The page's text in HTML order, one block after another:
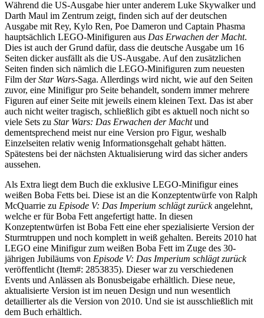
Während die US-Ausgabe hier unter anderem Luke Skywalker und
Darth Maul im Zentrum zeigt, finden sich auf der deutschen
Ausgabe mit Rey, Kylo Ren, Poe Dameron und Captain Phasma
hauptsächlich LEGO-Minifiguren aus Das Erwachen der Macht.
Dies ist auch der Grund dafür, dass die deutsche Ausgabe um 16
Seiten dicker ausfällt als die US-Ausgabe. Auf den zusätzlichen
Seiten finden sich nämlich die LEGO-Minifiguren zum neuesten
Film derStar Wars-Saga. Allerdings wird nicht, wie auf den Seiten
zuvor, eine Minifigur pro Seite behandelt, sondern immer mehrere
Figuren auf einer Seite mit jeweils einem kleinen Text. Das ist aber
auch nicht weiter tragisch, schließlich gibt es aktuell noch nicht so
viele Sets zu Star Wars: Das Erwachen der Machtund
dementsprechend meist nur eine Version pro Figur, weshalb
Einzelseiten relativ wenig Informationsgehalt gehabt hätten.
Spätestens bei der nächsten Aktualisierung wird das sicher anders
aussehen.
Als Extra liegt dem Buch die exklusive LEGO-Minifigur eines
weißen Boba Fetts bei. Diese ist an die Konzeptentwürfe von Ralph
McQuarrie zu Episode V: Das Imperium schlägt zurückangelehnt,
welche er für Boba Fett angefertigt hatte. In diesen
Konzeptentwürfen ist Boba Fett eine eher spezialisierte Version der
Sturmtruppen und noch komplett in weiß gehalten. Bereits 2010 hat
LEGO eine Minifigur zum weißen Boba Fett im Zuge des 30-
jährigen Jubiläums von Episode V: Das Imperium schlägt zurück
veröffentlicht (Item#: 2853835). Dieser war zu verschiedenen
Events und Anlässen als Bonusbeigabe erhältlich. Diese neue,
aktualisierte Version ist im neuen Design und nun wesentlich
detaillierter als die Version von 2010. Und sie ist ausschließlich mit
dem Buch erhältlich.